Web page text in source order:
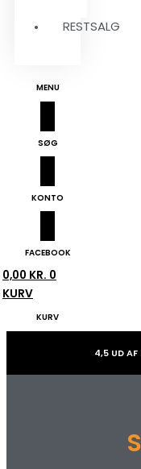
RESTSALG
MENU
SØG
KONTO
FACEBOOK
0,00 KR. 0
KURV
KURV
4,5 UD AF